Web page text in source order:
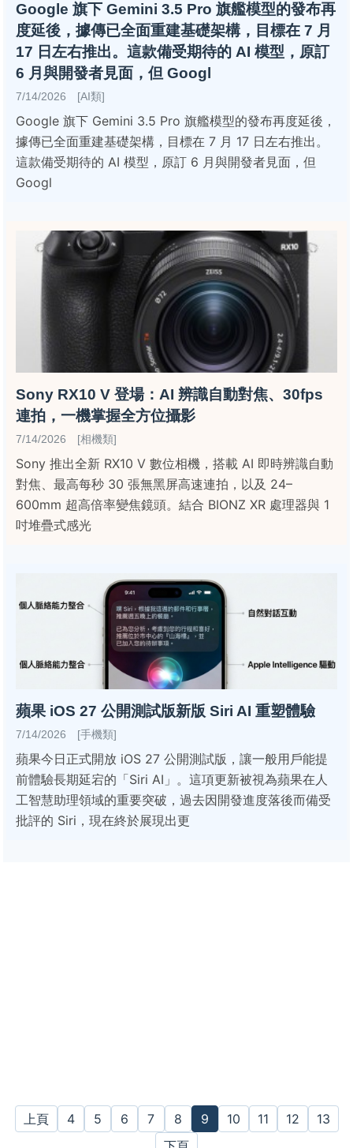
Google 旗下 Gemini 3.5 Pro 旗艦模型的發布再
度延後，據傳已全面重建基礎架構，目標在 7 月
17 日左右推出。這款備受期待的 AI 模型，原訂
6 月與開發者見面，但 Googl
7/14/2026 [AI類]
Google 旗下 Gemini 3.5 Pro 旗艦模型的發布再度延後，
據傳已全面重建基礎架構，目標在 7 月 17 日左右推出。
這款備受期待的 AI 模型，原訂 6 月與開發者見面，但
Googl
Sony RX10 V 登場：AI 辨識自動對焦、30fps
連拍，一機掌握全方位攝影
7/14/2026 [相機類]
Sony 推出全新 RX10 V 數位相機，搭載 AI 即時辨識自動
對焦、最高每秒 30 張無黑屏高速連拍，以及 24–
600mm 超高倍率變焦鏡頭。結合 BIONZ XR 處理器與 1
吋堆疊式感光
蘋果 iOS 27 公開測試版新版 Siri AI 重塑體驗
7/14/2026 [手機類]
蘋果今日正式開放 iOS 27 公開測試版，讓一般用戶能提
前體驗長期延宕的「Siri AI」。這項更新被視為蘋果在人
工智慧助理領域的重要突破，過去因開發進度落後而備受
批評的 Siri，現在終於展現出更
上頁 4 5 6 7 8 9 10 11 12
13